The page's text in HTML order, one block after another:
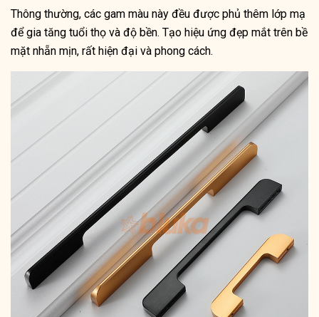
Thông thường, các gam màu này đều được phủ thêm lớp mạ
để gia tăng tuổi thọ và độ bền. Tạo hiệu ứng đẹp mắt trên bề
mặt nhẵn mịn, rất hiện đại và phong cách.